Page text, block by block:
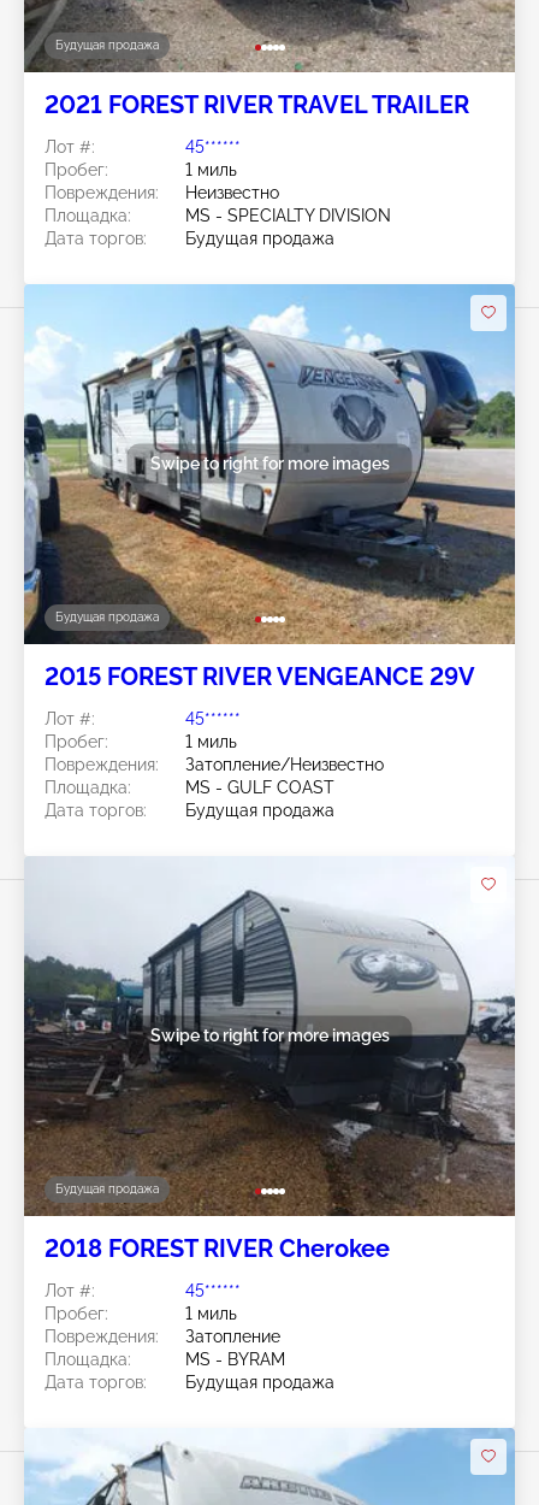
Будущая продажа
2021 FOREST RIVER TRAVEL TRAILER
Лот #:
45******
Пробег:
1 миль
Повреждения:
Неизвестно
Площадка:
MS - SPECIALTY DIVISION
Дата торгов:
Будущая продажа
Будущая продажа
Swipe to right for more images
2015 FOREST RIVER VENGEANCE 29V
Лот #:
45******
Пробег:
1 миль
Повреждения:
Затопление/Неизвестно
Площадка:
MS - GULF COAST
Дата торгов:
Будущая продажа
Будущая продажа
Swipe to right for more images
2018 FOREST RIVER Cherokee
Лот #:
45******
Пробег:
1 миль
Повреждения:
Затопление
Площадка:
MS - BYRAM
Дата торгов:
Будущая продажа